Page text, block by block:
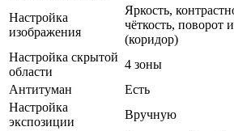
Настройка
изображения
Яркость,
чёткость, поворот
(коридор)
Настройка скрытой
области
4 зоны
Антитуман
Есть
Настройка
экспозиции
Вручную